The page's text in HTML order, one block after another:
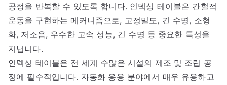
공정을 반복할 수 있도록 합니다. 인덱싱 테이블은 간헐적
운동을 구현하는 메커니즘으로, 고정밀도, 긴 수명, 소형
화, 저소음, 우수한 고속 성능, 긴 수명 등 중요한 특성을
지닙니다.
인덱싱 테이블은 전 세계 수많은 시설의 제조 및 조립 공
정에 필수적입니다. 자동화 응용 분야에서 매우 유용하고